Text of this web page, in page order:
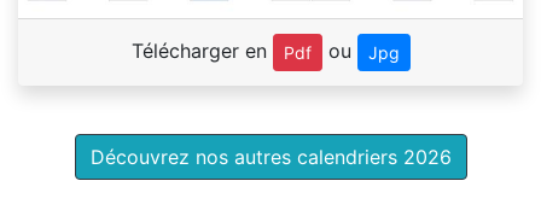
Télécharger en Pdf ou Jpg
Découvrez nos autres calendriers 2026